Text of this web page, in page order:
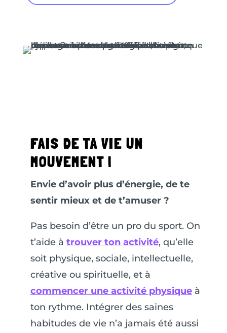
FAIS DE TA VIE UN
MOUVEMENT !
Envie d’avoir plus d’énergie, de te
sentir mieux et de t’amuser ?
Pas besoin d’être un pro du sport. On
t’aide à trouver ton activité, qu’elle
soit physique, sociale, intellectuelle,
créative ou spirituelle, et à
commencer une activité physiqueà
ton rythme. Intégrer des saines
habitudes de vie n’a jamais été aussi